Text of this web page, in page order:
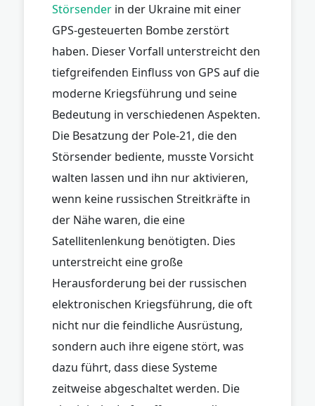
Störsender in der Ukraine mit einer
GPS-gesteuerten Bombe zerstört
haben. Dieser Vorfall unterstreicht den
tiefgreifenden Einfluss von GPS auf die
moderne Kriegsführung und seine
Bedeutung in verschiedenen Aspekten.
Die Besatzung der Pole-21, die den
Störsender bediente, musste Vorsicht
walten lassen und ihn nur aktivieren,
wenn keine russischen Streitkräfte in
der Nähe waren, die eine
Satellitenlenkung benötigten. Dies
unterstreicht eine große
Herausforderung bei der russischen
elektronischen Kriegsführung, die oft
nicht nur die feindliche Ausrüstung,
sondern auch ihre eigene stört, was
dazu führt, dass diese Systeme
zeitweise abgeschaltet werden. Die